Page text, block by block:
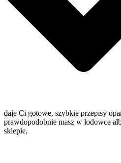
daje Ci gotowe, szybkie przepisy
prawdopodobnie masz w lodowce
sklepie,